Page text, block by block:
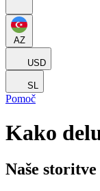
AZ
USD
SL
Pomoč
Kako
Naše storitve